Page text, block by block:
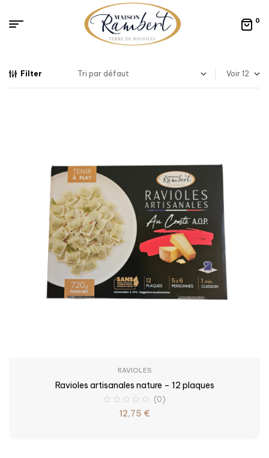
0
Filter Voir
RAVIOLES
Ravioles artisanales nature – 12 plaques
(0)
12,75 €